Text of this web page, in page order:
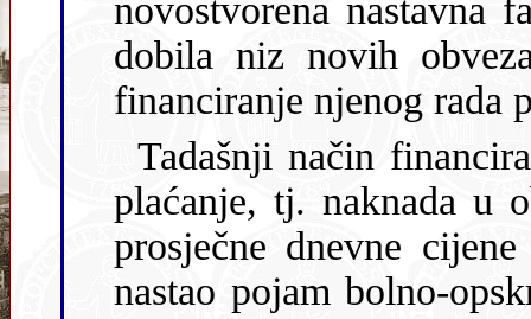
novostvorena nastavna faza
dobila niz novih
financiranje njenog rada
Tadašnji način financiranja bolničke službe bilo je
plaćanje, tj. naknada u obliku
prosječne dnevne
nastao pojam bolno-